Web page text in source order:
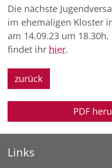
Die nächste
im ehemaligen Kloster
am 14.09.23 um
findet ihr hier.
zurück
PDF
Links